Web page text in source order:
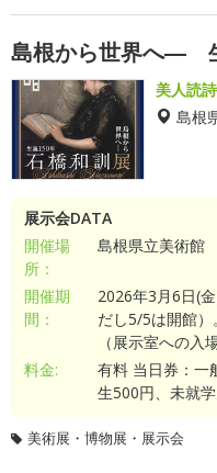
島根から世界へ―
美人読
島根
展示会DATA
開催場
所：
島根県立美術館
開催期
間：
2026年3月6日(
だし5/5は開館
（展示室への入
料金:
有料 当日券：一
生500円、未就
美術展・博物展・展示会